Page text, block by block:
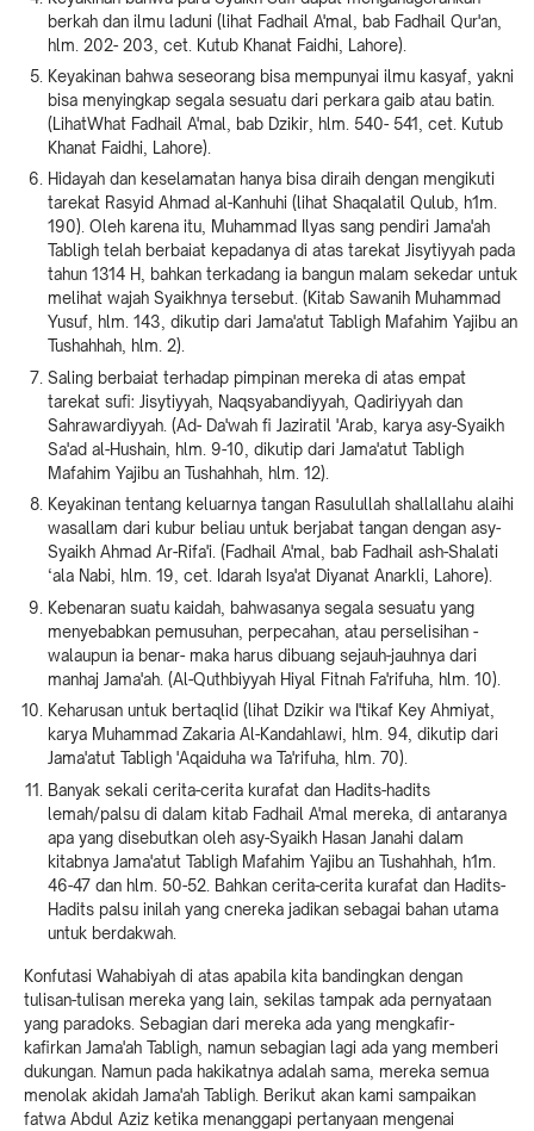
berkah dan ilmu laduni (lihat Fadhail A'mal, bab Fadhail Qur'an,
hlm. 202- 203, cet. Kutub Khanat Faidhi, Lahore).
Keyakinan bahwa seseorang bisa mempunyai ilmu kasyaf, yakni
bisa menyingkap segala sesuatu dari perkara gaib atau batin.
(LihatWhat Fadhail A'mal, bab Dzikir, hlm. 540- 541, cet. Kutub
Khanat Faidhi, Lahore).
Hidayah dan keselamatan hanya bisa diraih dengan mengikuti
tarekat Rasyid Ahmad al-Kanhuhi (lihat Shaqalatil Qulub, h1m.
190). Oleh karena itu, Muhammad Ilyas sang pendiri Jama'ah
Tabligh telah berbaiat kepadanya di atas tarekat Jisytiyyah pada
tahun 1314 H, bahkan terkadang ia bangun malam sekedar untuk
melihat wajah Syaikhnya tersebut. (Kitab Sawanih Muhammad
Yusuf, hlm. 143, dikutip dari Jama'atut Tabligh Mafahim Yajibu an
Tushahhah, hlm. 2).
Saling berbaiat terhadap pimpinan mereka di atas empat
tarekat sufi: Jisytiyyah, Naqsyabandiyyah, Qadiriyyah dan
Sahrawardiyyah. (Ad- Da'wah fi Jaziratil 'Arab, karya asy-Syaikh
Sa'ad al-Hushain, hlm. 9-10, dikutip dari Jama'atut Tabligh
Mafahim Yajibu an Tushahhah, hlm. 12).
Keyakinan tentang keluarnya tangan Rasulullah shallallahu alaihi
wasallam dari kubur beliau untuk berjabat tangan dengan asy-
Syaikh Ahmad Ar-Rifa'i. (Fadhail A'mal, bab Fadhail ash-Shalati
‘ala Nabi, hlm. 19, cet. Idarah Isya'at Diyanat Anarkli, Lahore).
Kebenaran suatu kaidah, bahwasanya segala sesuatu yang
menyebabkan pemusuhan, perpecahan, atau perselisihan -
walaupun ia benar- maka harus dibuang sejauh-jauhnya dari
manhaj Jama'ah. (Al-Quthbiyyah Hiyal Fitnah Fa'rifuha, hlm. 10).
Keharusan untuk bertaqlid (lihat Dzikir wa I'tikaf Key Ahmiyat,
karya Muhammad Zakaria Al-Kandahlawi, hlm. 94, dikutip dari
Jama'atut Tabligh 'Aqaiduha wa Ta'rifuha, hlm. 70).
Banyak sekali cerita-cerita kurafat dan Hadits-hadits
lemah/palsu di dalam kitab Fadhail A'mal mereka, di antaranya
apa yang disebutkan oleh asy-Syaikh Hasan Janahi dalam
kitabnya Jama'atut Tabligh Mafahim Yajibu an Tushahhah, h1m.
46-47 dan hlm. 50-52. Bahkan cerita-cerita kurafat dan Hadits-
Hadits palsu inilah yang cnereka jadikan sebagai bahan utama
untuk berdakwah.
Konfutasi Wahabiyah di atas apabila kita bandingkan dengan
tulisan-tulisan mereka yang lain, sekilas tampak ada pernyataan
yang paradoks. Sebagian dari mereka ada yang mengkafir-
kafirkan Jama'ah Tabligh, namun sebagian lagi ada yang memberi
dukungan. Namun pada hakikatnya adalah sama, mereka semua
menolak akidah Jama'ah Tabligh. Berikut akan kami sampaikan
fatwa Abdul Aziz ketika menanggapi pertanyaan mengenai